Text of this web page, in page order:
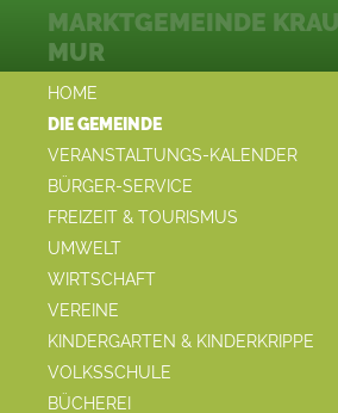
HOME
DIE GEMEINDE
VERANSTALTUNGS-KALENDER
BÜRGER-SERVICE
FREIZEIT & TOURISMUS
UMWELT
WIRTSCHAFT
VEREINE
KINDERGARTEN & KINDERKRIPPE
VOLKSSCHULE
BÜCHEREI
MARKTGEMEINDE
MUR